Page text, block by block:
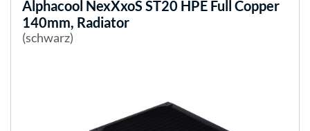
Alphacool NexXxoS ST20 HPE Full Copper
140mm, Radiator
(schwarz)